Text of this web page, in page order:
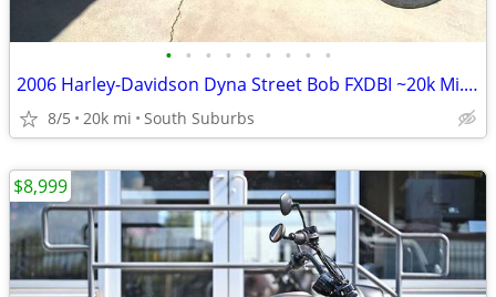
• • • • • • • • •
2006 Harley-Davidson Dyna Street Bob FXDBI ~20k Mi.-Custom-$3,700 CASH
8/5 20k mi South Suburbs
$8,999